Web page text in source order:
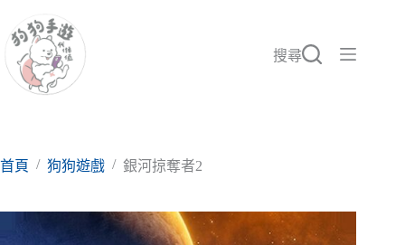
至
要
搜尋
首頁 / 狗狗遊戲 / 銀河掠奪者2